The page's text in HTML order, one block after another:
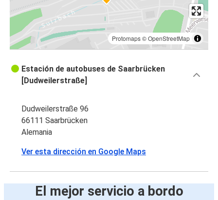
Protomaps©OpenStreetMap
Estación de autobuses de Saarbrücken
[Dudweilerstraße]
Dudweilerstraße 96
66111 Saarbrücken
Alemania
Ver esta dirección en Google Maps
El mejor servicio a bordo